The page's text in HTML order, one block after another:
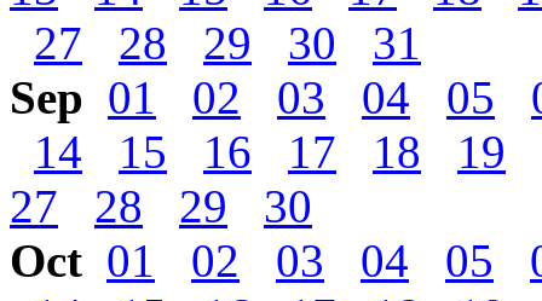
27
28 29 30
31
Sep 01 02 03 04 05
14
15 16 17 18
19
27
28 29
30
Oct 01 02 03 04 05